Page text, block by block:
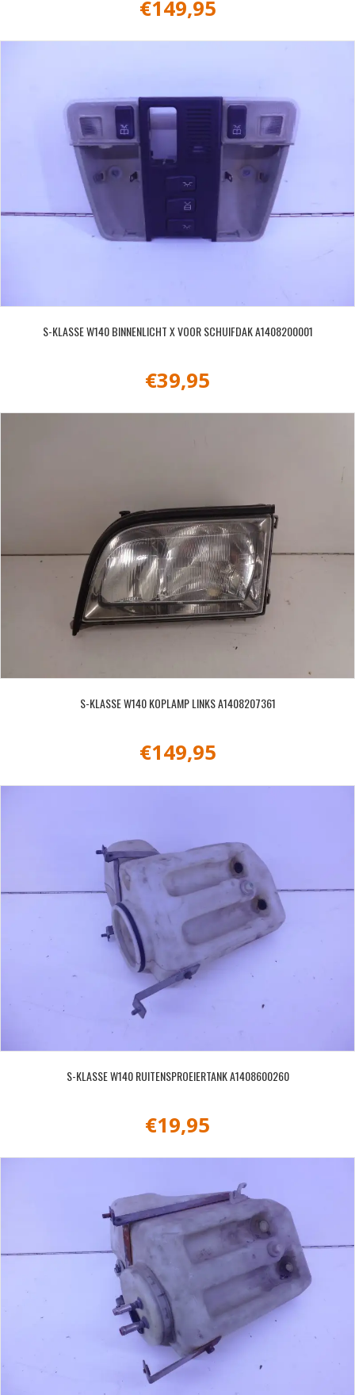
€149,95
S-KLASSE W140 BINNENLICHT X VOOR SCHUIFDAK A1408200001
€39,95
S-KLASSE W140 KOPLAMP LINKS A1408207361
€149,95
S-KLASSE W140 RUITENSPROEIERTANK A1408600260
€19,95